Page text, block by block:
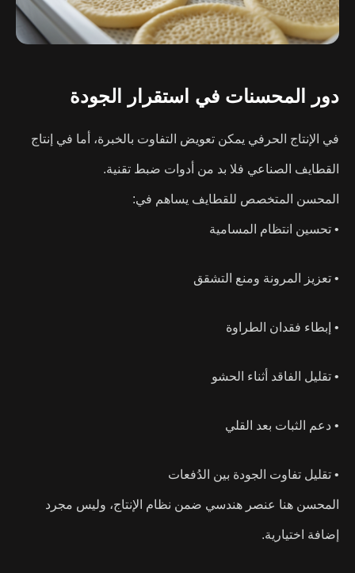
دور المحسنات في استقرار الجودة
في الإنتاج الحرفي يمكن تعويض التفاوت بالخبرة، أما في إنتاج
القطايف الصناعي فلا بد من أدوات ضبط تقنية.
المحسن المتخصص للقطايف يساهم في:
• تحسين انتظام المسامية
• تعزيز المرونة ومنع التشقق
• إبطاء فقدان الطراوة
• تقليل الفاقد أثناء الحشو
• دعم الثبات بعد القلي
• تقليل تفاوت الجودة بين الدُفعات
المحسن هنا عنصر هندسي ضمن نظام الإنتاج، وليس مجرد
إضافة اختيارية.